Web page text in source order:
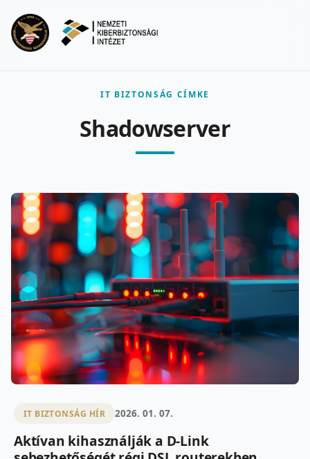
IT BIZTONSÁG CÍMKE
Shadowserver
IT BIZTONSÁG HÍR 2026. 01. 07.
Aktívan kihasználják a D-Link